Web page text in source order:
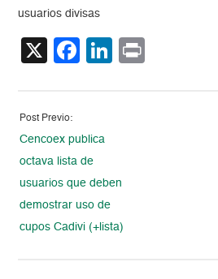
usuarios divisas
X Facebook
LinkedIn
Post Previo:
Cencoex publica
octava lista de
usuarios que deben
demostrar uso de
cupos Cadivi (+lista)